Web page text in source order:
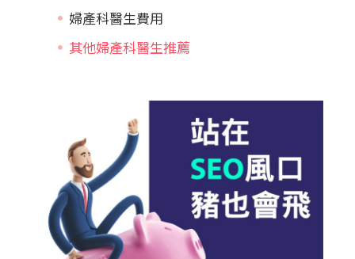
婦產科醫生費用
其他婦產科醫生推薦